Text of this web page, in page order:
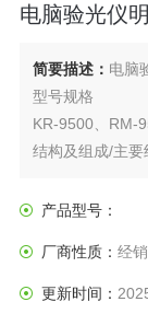
电脑验光仪
简要描述： 电脑
型号规格
KR-9500、RM-
结构及组成/主要
示器组成。
适用于客观测量
距、角膜曲率半
产品型号：
厂商性质： 经
更新时间：